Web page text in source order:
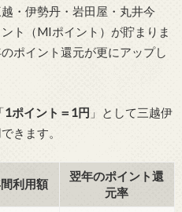
・伊勢丹・岩田屋・丸井今
ト（MIポイント）が貯まりま
ポイント還元が更にアップし
1ポイント＝1円 」として三越伊
きます。
利用額
翌年のポイント還
元率